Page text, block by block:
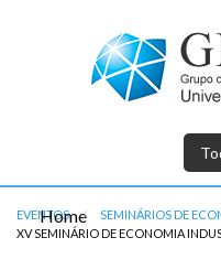
Home
EVENTOS
SEMINÁRIOS DE
ATUAL:
XV SEMINÁRIO DE ECONOMIA